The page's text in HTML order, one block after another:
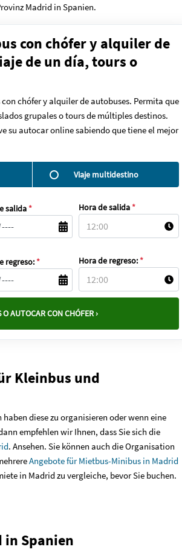
Madrid in Spanien.
con chófer y alquiler de
de un día, tours o
chófer y alquiler de autobuses. Permita que
grupales o tours de múltiples destinos.
su autocar online sabiendo que tiene el mejor
Viaje multidestino
salida * Hora de salida *
regreso: * Hora de regreso: *
AUTOCAR CON CHÓFER ›
Kleinbus und
diese zu organisieren oder wenn eine
empfehlen wir Ihnen, dass Sie sich die
. Ansehen. Sie können auch die Organisation
Angebote für Mietbus-Minibus in Madrid
in Madrid zu vergleiche, bevor Sie buchen.
in Spanien